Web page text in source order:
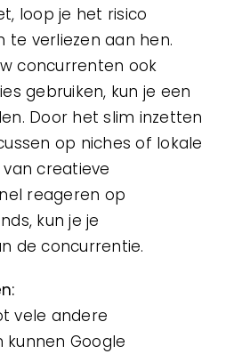
loop je het risico
te verliezen aan hen.
concurrenten ook
gebruiken, kun je een
Door het slim inzetten
op niches of lokale
creatieve
reageren op
kun je je
de concurrentie.
vele andere
Google